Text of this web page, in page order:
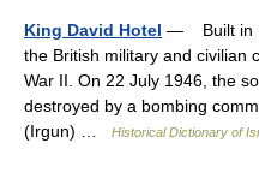
King David Hotel — Built in
the British military and civilian
War II. On 22 July 1946, the
destroyed by a bombing
(Irgun) …
Historical Dictionary of